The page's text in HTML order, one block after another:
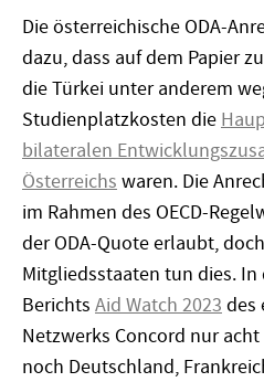
Die österreichische ODA-
dazu, dass auf dem Papier
die Türkei unter anderem
Studienplatzkosten die
bilateralen
Österreichs waren. Die
im Rahmen des OECD-
der ODA-Quote erlaubt,
Mitgliedsstaaten tun dies. In
Berichts Aid Watch 2023 des
Netzwerks Concord nur
noch Deutschland,